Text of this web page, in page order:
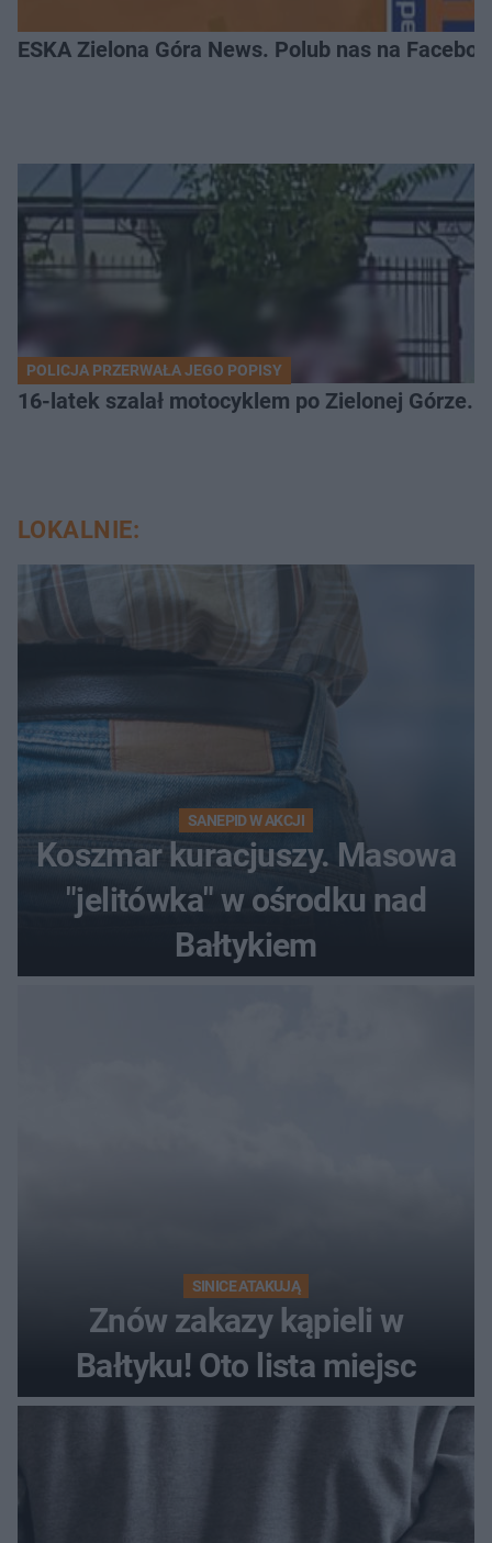
ESKA Zielona Góra News. Polub nas na
POLICJA PRZERWAŁA JEGO POPISY
16-latek szalał motocyklem po Zielonej Górze.
LOKALNIE:
SANEPID W AKCJI
Koszmar kuracjuszy. Masowa
"jelitówka" w ośrodku nad
Bałtykiem
SINICE ATAKUJĄ
Znów zakazy kąpieli w
Bałtyku! Oto lista miejsc